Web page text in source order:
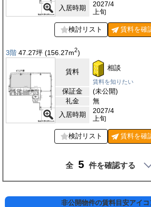
入居時期
2027/4
上旬
検討リスト 賃料を確
3階 47.27坪 (156.27m2)
賃料 相談
賃料を知りたい
保証金
(未公開)
礼金
無
入居時期
2027/4
上旬
検討リスト 賃料を確
全 5 件を確認する
非公開物件の賃料目安アイコ